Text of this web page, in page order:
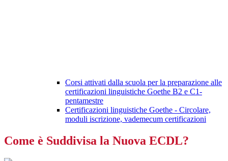
Corsi attivati dalla scuola per la preparazione alle
certificazioni linguistiche Goethe B2 e C1-
pentamestre
Certificazioni linguistiche Goethe - Circolare,
moduli iscrizione, vademecum certificazioni
Come è Suddivisa la Nuova ECDL?